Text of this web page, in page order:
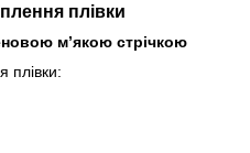
плівки
м’якою стрічкою
плівки: